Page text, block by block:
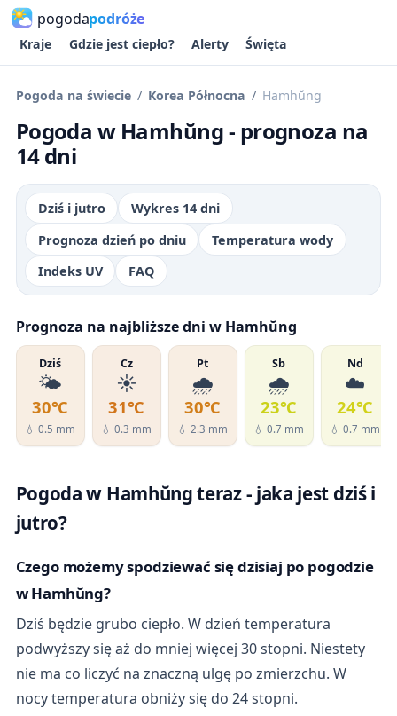
pogodapodróże
Kraje Gdzie jest ciepło? Alerty Święta
Pogoda na świecie Korea Północna Hamhŭng
Pogoda w Hamhŭng - prognoza na
14 dni
Dziś i jutro
Wykres 14 dni
Prognoza dzień po dniu
Temperatura wody
Indeks UV
FAQ
Prognoza na najbliższe dni w Hamhŭng
Dziś
🌤️
30℃
💧 0.5 mm
Cz
☀️
31℃
💧 0.3 mm
Pt
🌧️
30℃
💧 2.3 mm
Sb
🌧️
23℃
💧 0.7 mm
Nd
☁️
24℃
💧 0.7 mm
Pogoda w Hamhŭng teraz - jaka jest dziś i
jutro?
Czego możemy spodziewać się dzisiaj po pogodzie
w Hamhŭng?
Dziś będzie grubo ciepło. W dzień temperatura
podwyższy się aż do mniej więcej 30 stopni. Niestety
nie ma co liczyć na znaczną ulgę po zmierzchu. W
nocy temperatura obniży się do 24 stopni.